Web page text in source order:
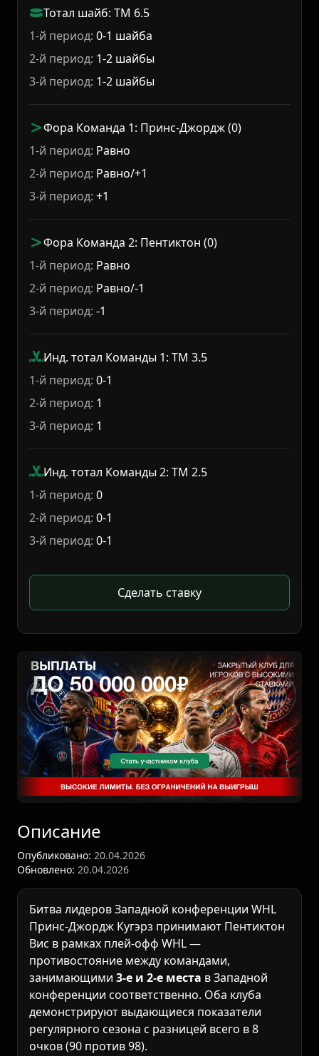
Тотал шайб: ТМ 6.5
1-й период: 0-1 шайба
2-й период: 1-2 шайбы
3-й период: 1-2 шайбы
Фора Команда 1: Принс-Джордж (0)
1-й период: Равно
2-й период: Равно/+1
3-й период: +1
Фора Команда 2: Пентиктон (0)
1-й период: Равно
2-й период: Равно/-1
3-й период: -1
Инд. тотал Команды 1: ТМ 3.5
1-й период: 0-1
2-й период: 1
3-й период: 1
Инд. тотал Команды 2: ТМ 2.5
1-й период: 0
2-й период: 0-1
3-й период: 0-1
Сделать ставку
Описание
Опубликовано: 20.04.2026
Обновлено: 20.04.2026
Битва лидеров Западной конференции WHL
Принс-Джордж Кугэрз принимают Пентиктон
Вис в рамках плей-офф WHL —
противостояние между командами,
занимающими 3-е и 2-е места в Западной
конференции соответственно. Оба клуба
демонстрируют выдающиеся показатели
регулярного сезона с разницей всего в 8
очков (90 против 98).